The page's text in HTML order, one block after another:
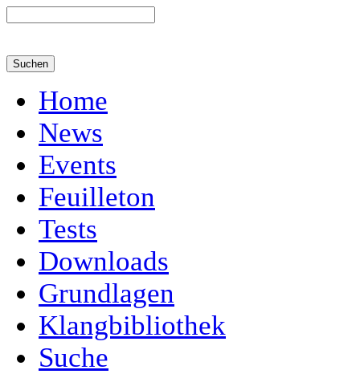
Home
News
Events
Feuilleton
Tests
Downloads
Grundlagen
Klangbibliothek
Suche